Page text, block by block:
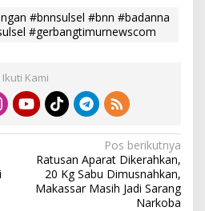
#bnnsulsel #bnn #badanna
#gerbangtimurnewscom
Ikuti Kami
Pos berikutnya
Ratusan Aparat Dikerahkan,
20 Kg Sabu Dimusnahkan,
Makassar Masih Jadi Sarang
Narkoba